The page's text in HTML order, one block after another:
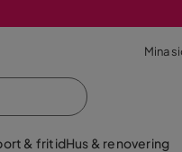
Mina
& fritidHus & renovering